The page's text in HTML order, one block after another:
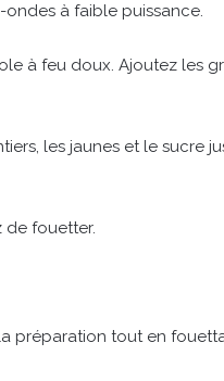
à faible puissance.
à feu doux. Ajoutez les
les jaunes et le sucre
de fouetter.
préparation tout en